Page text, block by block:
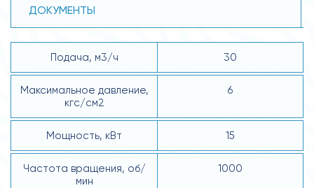
ДОКУМЕНТЫ
Подача, м3/ч 30
Максимальное давление,
кгс/см2
6
Мощность, кВт 15
Частота вращения, об/
мин
1000